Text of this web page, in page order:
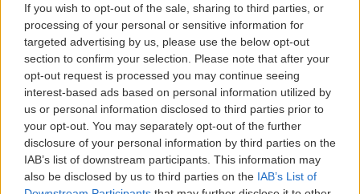
If you wish to opt-out of the sale, sharing to third parties, or
processing of your personal or sensitive information for
targeted advertising by us, please use the below opt-out
section to confirm your selection. Please note that after your
opt-out request is processed you may continue seeing
interest-based ads based on personal information utilized by
us or personal information disclosed to third parties prior to
your opt-out. You may separately opt-out of the further
disclosure of your personal information by third parties on the
IAB’s list of downstream participants. This information may
also be disclosed by us to third parties on the IAB’s List of
CONTACT
Calderón de la Barca, 42 - 03201 Elche (Alicante)
+34 647 26 17 17
info@iberiancamps.com